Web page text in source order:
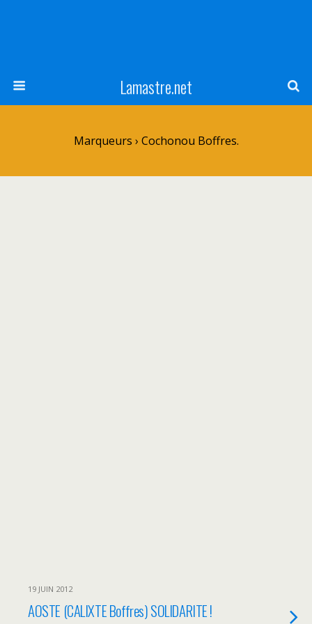
Lamastre.net
Marqueurs › Cochonou Boffres.
19 JUIN 2012
AOSTE (CALIXTE Boffres) SOLIDARITE !